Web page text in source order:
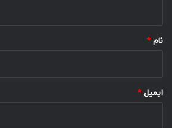
نام *
ایمیل *